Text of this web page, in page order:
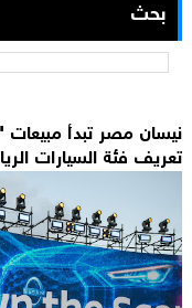
بحث
نيسان مصر تبدأ مبيعات
تعريف فئة السيارات